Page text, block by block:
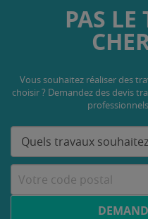
PAS LE
Vous souhaitez réaliser des
choisir ? Demandez des devis